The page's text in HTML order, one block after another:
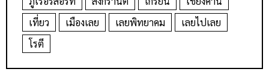
เที่ยว
เมืองเลย เลยพิทยาคม
เลยไปเลย
โรตี